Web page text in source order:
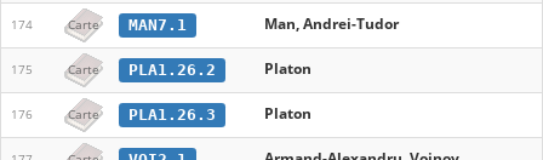
174 Carte MAN7.1 Man, Andrei-Tudor
175 Carte PLA1.26.2 Platon
176 Carte PLA1.26.3 Platon